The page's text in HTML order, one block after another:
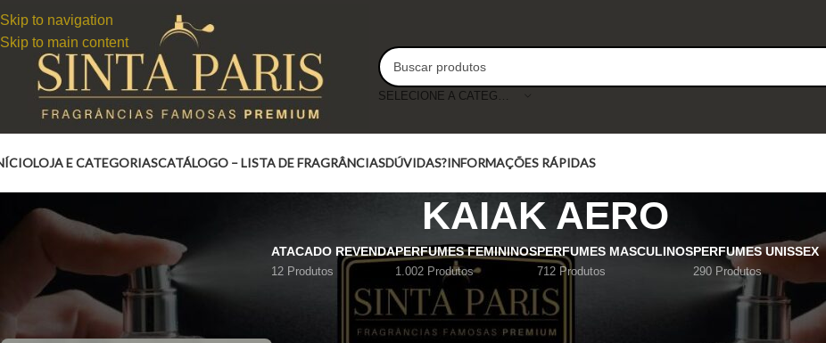
Skip to navigation
Skip to main content
SELECIONE A CATEGORIA
LOJA E CATEGORIASCATÁLOGO – LISTA DE FRAGRÂNCIASDÚVIDAS?INFORMAÇÕES RÁPIDAS
KAIAK AERO
ATACADO REVENDA
12 Produtos
PERFUMES FEMININOS
1.002 Produtos
PERFUMES MASCULINOS
712 Produtos
PERFUMES UNISSEX
290 Produtos
KAIAK AERO Mostrar 9 12 18 24